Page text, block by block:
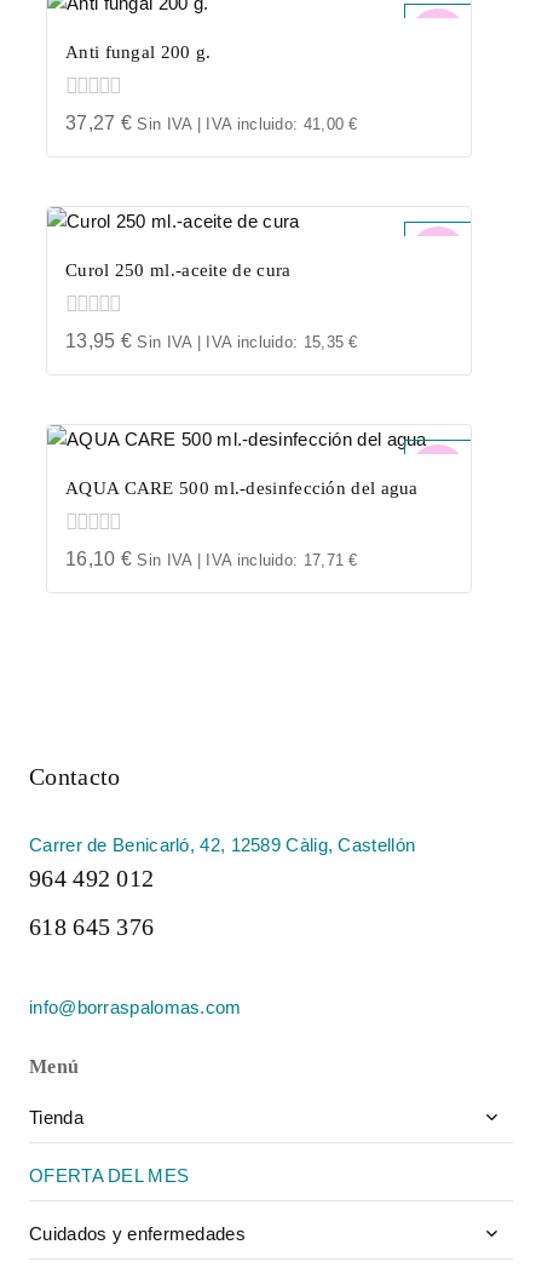
Anti fungal 200 g.
0
of
37,27 € Sin IVA | IVA incluido: 41,00€
Curol 250 ml.-aceite de cura
0
of
13,95 € Sin IVA | IVA incluido: 15,35€
AQUA CARE 500 ml.-desinfección del agua
0
of
16,10 € Sin IVA | IVA incluido: 17,71€
Contacto
Carrer de Benicarló, 42, 12589 Càlig, Castellón
964 492 012
618 645 376
info@borraspalomas.com
Menú
Tienda
OFERTA DEL MES
Cuidados y enfermedades